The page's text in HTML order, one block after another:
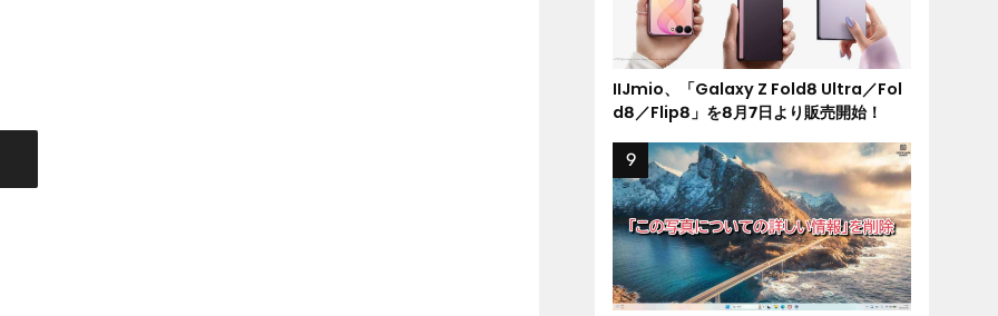
IIJmio、「Galaxy Z Fold8 Ultra／Fol
d8／Flip8」を8月7日より販売開始！